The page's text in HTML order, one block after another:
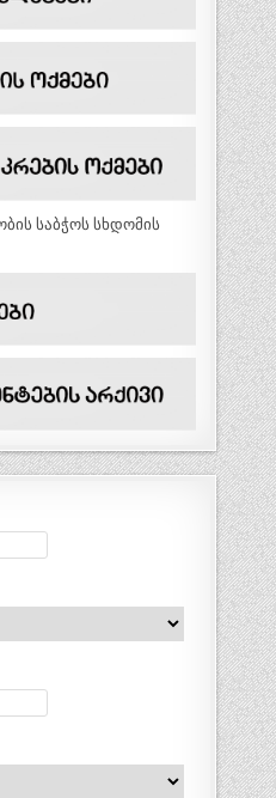
საბჭოს სხდომის